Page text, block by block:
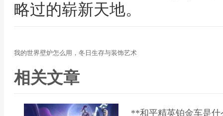
略过的崭新天地。
我的世界壁炉怎么用，冬日生存与装饰艺术
相关文章
**和平精英铂金车是